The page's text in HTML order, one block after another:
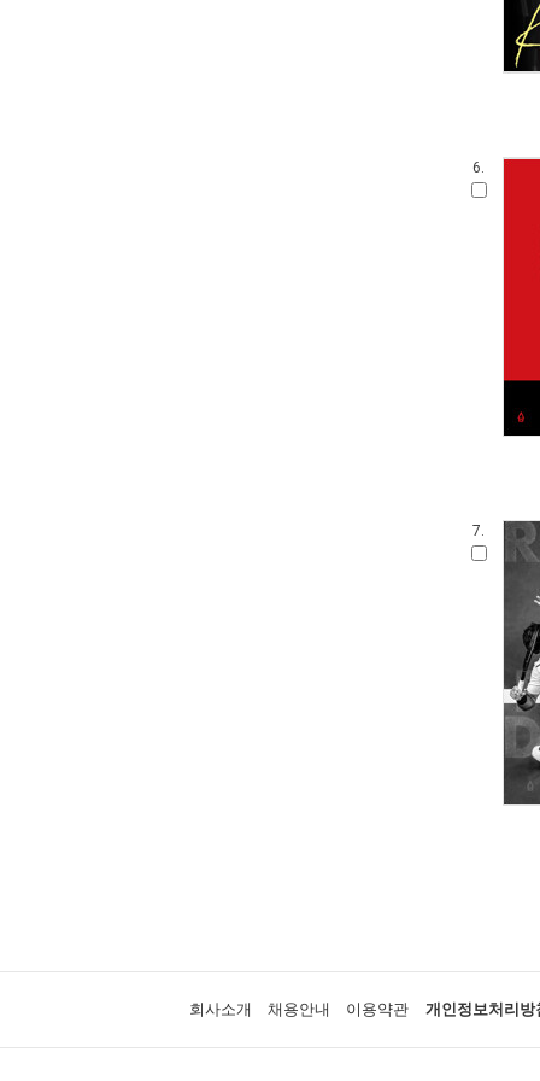
6.
7.
회사소개 채용안내 이용약관 개인정보처리방